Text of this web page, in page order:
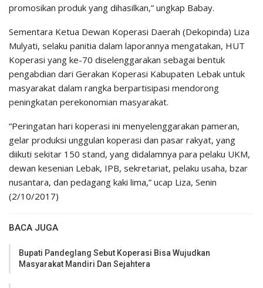
promosikan produk yang dihasilkan,” ungkap Babay.
Sementara Ketua Dewan Koperasi Daerah (Dekopinda) Liza
Mulyati, selaku panitia dalam laporannya mengatakan, HUT
Koperasi yang ke-70 diselenggarakan sebagai bentuk
pengabdian dari Gerakan Koperasi Kabupaten Lebak untuk
masyarakat dalam rangka berpartisipasi mendorong
peningkatan perekonomian masyarakat.
“Peringatan hari koperasi ini menyelenggarakan pameran,
gelar produksi unggulan koperasi dan pasar rakyat, yang
diikuti sekitar 150 stand, yang didalamnya para pelaku UKM,
dewan kesenian Lebak, IPB, sekretariat, pelaku usaha, bzar
nusantara, dan pedagang kaki lima,” ucap Liza, Senin
(2/10/2017)
BACA JUGA
Bupati Pandeglang Sebut Koperasi Bisa Wujudkan
Masyarakat Mandiri Dan Sejahtera